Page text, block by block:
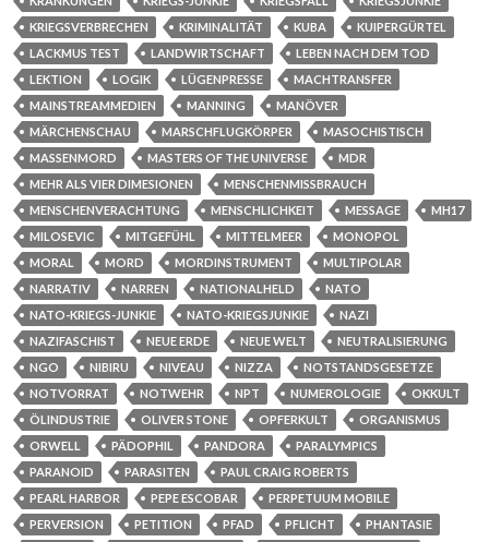
KRIEGSVERBRECHEN
KRIMINALITÄT KUBA
KUIPERGÜRTEL
LACKMUS TEST
LANDWIRTSCHAFT
LEBEN NACH DEM TOD
LEKTION
LOGIK LÜGENPRESSE
MACHTRANSFER
MAINSTREAMMEDIEN
MANNING
MANÖVER
MÄRCHENSCHAU
MARSCHFLUGKÖRPER
MASOCHISTISCH
MASSENMORD
MASTERS OF THE UNIVERSE
MDR
MEHR ALS VIER DIMESIONEN
MENSCHENMISSBRAUCH
MENSCHENVERACHTUNG
MENSCHLICHKEIT MESSAGE
MH17
MILOSEVIC
MITGEFÜHL MITTELMEER
MONOPOL
MORAL
MORD MORDINSTRUMENT
MULTIPOLAR
NARRATIV
NARREN NATIONALHELD
NATO
NATO-KRIEGS-JUNKIE
NATO-KRIEGSJUNKIE
NAZI
NAZIFASCHIST
NEUE ERDE NEUE WELT
NEUTRALISIERUNG
NGO
NIBIRU NIVEAU NIZZA
NOTSTANDSGESETZE
NOTVORRAT
NOTWEHR NPT NUMEROLOGIE
OKKULT
ÖLINDUSTRIE
OLIVER STONE OPFERKULT
ORGANISMUS
ORWELL
PÄDOPHIL PANDORA
PARALYMPICS
PARANOID
PARASITEN
PAUL CRAIG ROBERTS
PEARL HARBOR
PEPE ESCOBAR
PERPETUUM MOBILE
PERVERSION
PETITION PFAD PFLICHT
PHANTASIE